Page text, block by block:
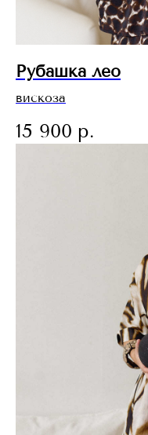
Рубашка лео
вискоза
15 900 р.